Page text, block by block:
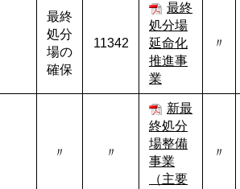
最終
処分
場の
確保
11342
最終
処分場
延命化
推進事
業
〃
〃 〃
新最
終処分
場整備
事業
（主要
〃